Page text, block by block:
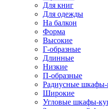
Для книг
Для одежды
На балкон
Форма
Высокие
Г-образные
Длинные
Низкие
П-образные
Радиусные шкафы-
Широкие
Угловые шкафы-